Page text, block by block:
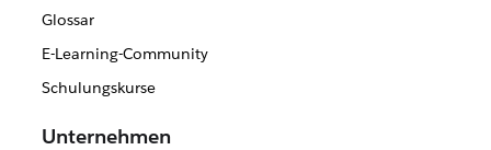
Glossar
E-Learning-Community
Schulungskurse
Unternehmen